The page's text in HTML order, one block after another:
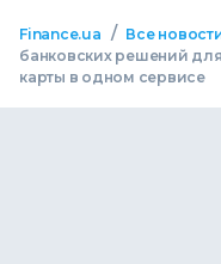
Finance.ua / Все
банковских решений
карты в одном сервисе